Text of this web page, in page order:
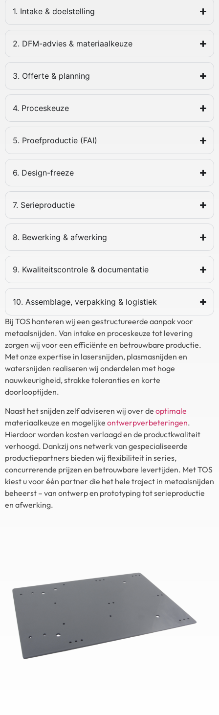
Bij TOS hanteren wij een gestructureerde aanpak voor
metaalsnijden. Van intake en proceskeuze tot levering
zorgen wij voor een efficiënte en betrouwbare productie.
Met onze expertise in lasersnijden, plasmasnijden en
watersnijden realiseren wij onderdelen met hoge
nauwkeurigheid, strakke toleranties en korte
doorlooptijden.
Naast het snijden zelf adviseren wij over de optimale
materiaalkeuze en mogelijke ontwerpverbeteringen.
Hierdoor worden kosten verlaagd en de productkwaliteit
verhoogd. Dankzij ons netwerk van gespecialiseerde
productiepartners bieden wij flexibiliteit in series,
concurrerende prijzen en betrouwbare levertijden. Met TOS
kiest u voor één partner die het hele traject in metaalsnijden
beheerst – van ontwerp en prototyping tot serieproductie
en afwerking.
1. Intake & doelstelling
2. DFM-advies & materiaalkeuze
3. Offerte & planning
4. Proceskeuze
5. Proefproductie (FAI)
6. Design-freeze
7. Serieproductie
8. Bewerking & afwerking
9. Kwaliteitscontrole & documentatie
10. Assemblage, verpakking & logistiek